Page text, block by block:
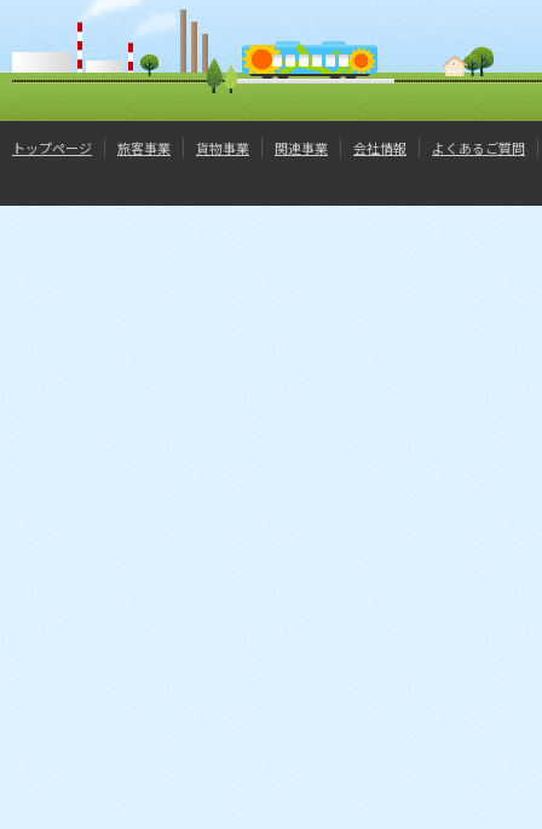
トップページ 旅客事業 貨物事業 関連事業 会社情報 よくあるご質問